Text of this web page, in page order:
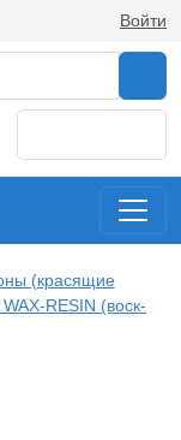
Войти
(красящие
RESIN (воск-